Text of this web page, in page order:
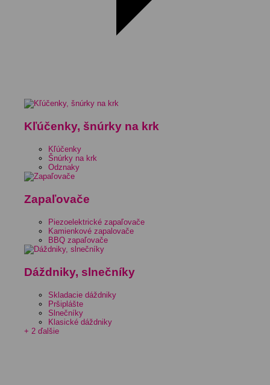
Kľúčenky, šnúrky na krk
Kľúčenky
Šnúrky na krk
Odznaky
Zapaľovače
Piezoelektrické zapaľovače
Kamienkové zapalovače
BBQ zapaľovače
Dáždniky, slnečníky
Skladacie dáždniky
Pršiplášte
Slnečníky
Klasické dáždniky
+ 2 ďalšie